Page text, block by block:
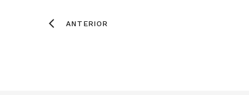
ANTERIOR